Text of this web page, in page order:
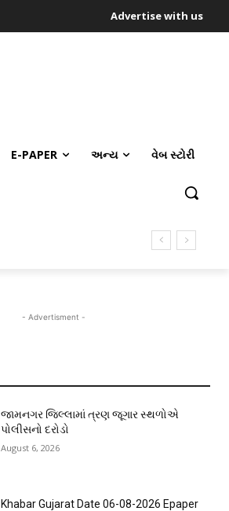
Advertise with us
E-PAPER અન્ય વેબ સ્ટોરી
- Advertisment -
જામનગર જિલ્લામાં ત્રણ જૂગાર સ્થળોએ
પોલીસનો દરોડો
August 6, 2026
Khabar Gujarat Date 06-08-2026 Epaper